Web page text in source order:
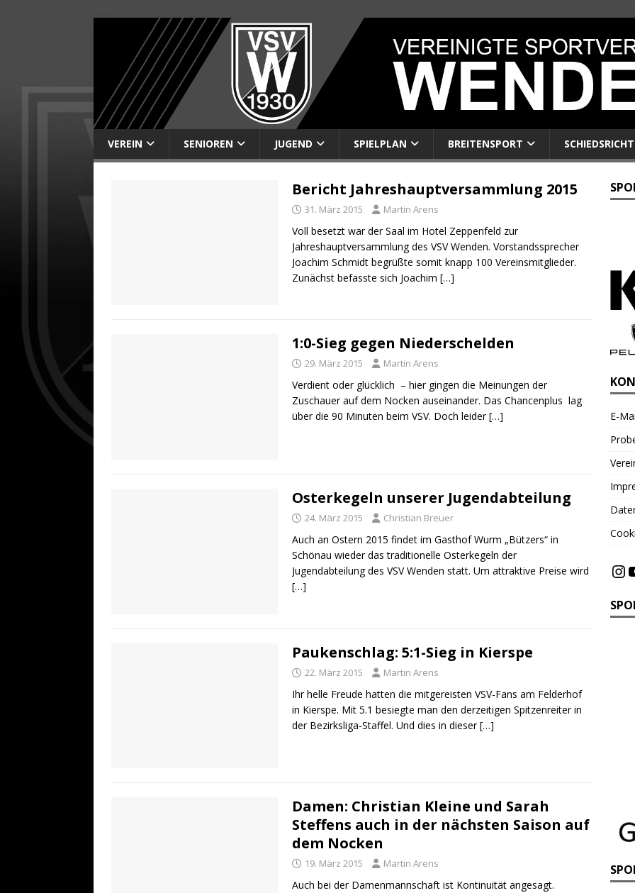
VEREIN SENIOREN JUGEND SPIELPLAN BREITENSPORT
Bericht Jahreshauptversammlung 2015
31. März 2015 Martin Arens
Voll besetzt war der Saal im Hotel Zeppenfeld zur
Jahreshauptversammlung des VSV Wenden. Vorstandssprecher
Joachim Schmidt begrüßte somit knapp 100 Vereinsmitglieder.
Zunächst befasste sich Joachim […]
1:0-Sieg gegen Niederschelden
29. März 2015 Martin Arens
Verdient oder glücklich – hier gingen die Meinungen der
Zuschauer auf dem Nocken auseinander. Das Chancenplus lag
über die 90 Minuten beim VSV. Doch leider[…]
Osterkegeln unserer Jugendabteilung
24. März 2015 Christian Breuer
Auch an Ostern 2015 findet im Gasthof Wurm „Bützers“ in
Schönau wieder das traditionelle Osterkegeln der
Jugendabteilung des VSV Wenden statt. Um attraktive Preise wird
[…]
Paukenschlag: 5:1-Sieg in Kierspe
22. März 2015 Martin Arens
Ihr helle Freude hatten die mitgereisten VSV-Fans am Felderhof
in Kierspe. Mit 5.1 besiegte man den derzeitigen Spitzenreiter in
der Bezirksliga-Staffel. Und dies in dieser[…]
Damen: Christian Kleine und Sarah
Steffens auch in der nächsten Saison auf
dem Nocken
19. März 2015 Martin Arens
Auch bei der Damenmannschaft ist Kontinuität angesagt.
E-